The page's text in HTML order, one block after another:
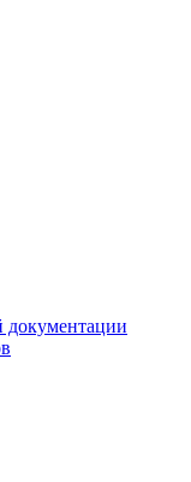
документации